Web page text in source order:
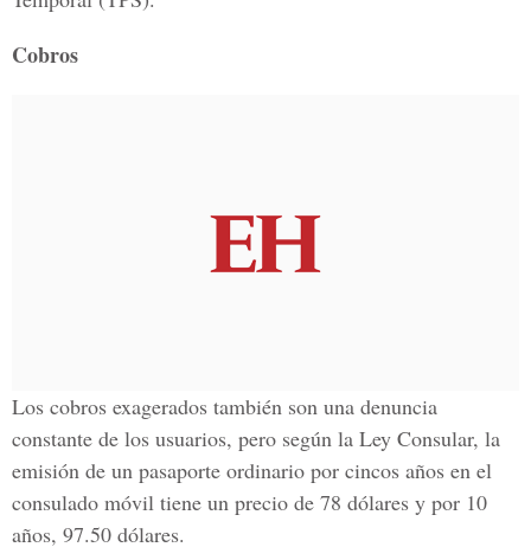
Cobros
Los cobros exagerados también son una denuncia
constante de los usuarios, pero según la Ley Consular, la
emisión de un pasaporte ordinario por cincos años en el
consulado móvil tiene un precio de 78 dólares y por 10
años, 97.50 dólares.